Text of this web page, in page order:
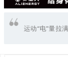
运动“电”量拉